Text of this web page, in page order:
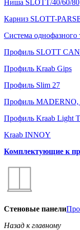
Ниша SLOTT/40/60/80
Карниз SLOTT-
Система
Профиль SLOTT
Профиль Kraab Gips
Профиль Slim 27
Профиль
Профиль Kraab Light
Kraab INNOY
Комплектующие к
Стеновые панели
Назад к главному